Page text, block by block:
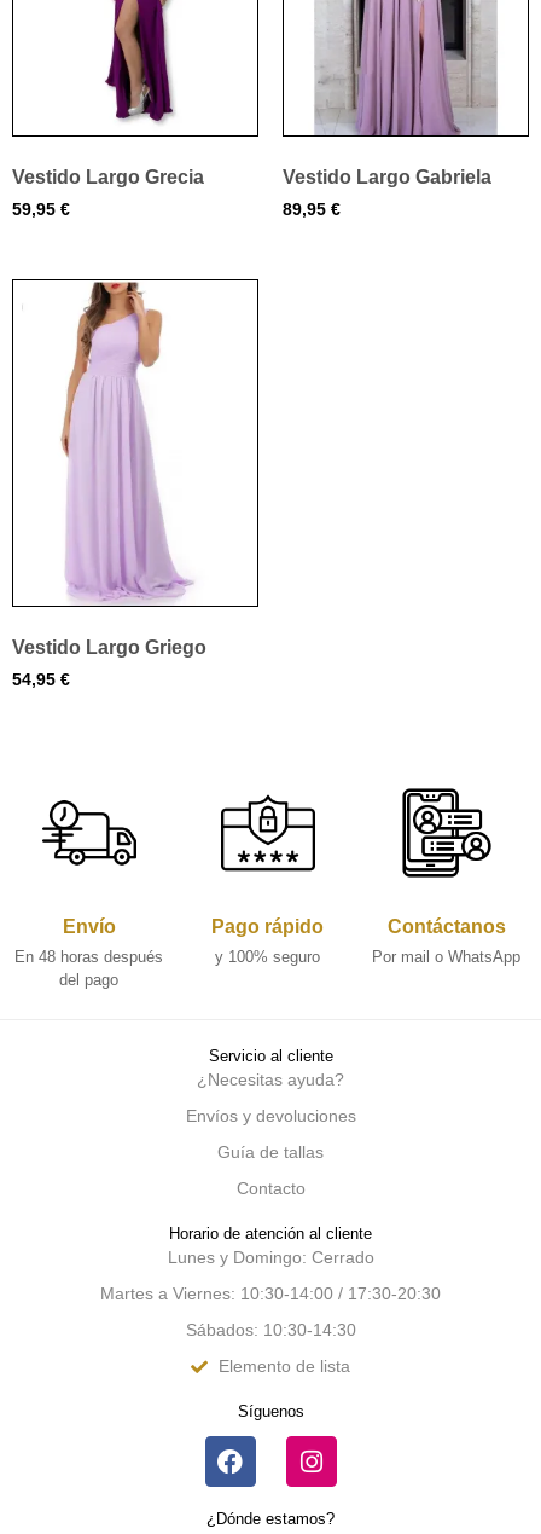
Vestido Largo Grecia
59,95 €
Vestido Largo Gabriela
89,95 €
Vestido Largo Griego
54,95 €
Envío
En 48 horas después
del pago
Pago rápido
y 100% seguro
Contáctanos
Por mail o WhatsApp
Servicio al cliente
¿Necesitas ayuda?
Envíos y devoluciones
Guía de tallas
Contacto
Horario de atención al cliente
Lunes y Domingo: Cerrado
Martes a Viernes: 10:30-14:00 / 17:30-20:30
Sábados: 10:30-14:30
Elemento de lista
Síguenos
¿Dónde estamos?